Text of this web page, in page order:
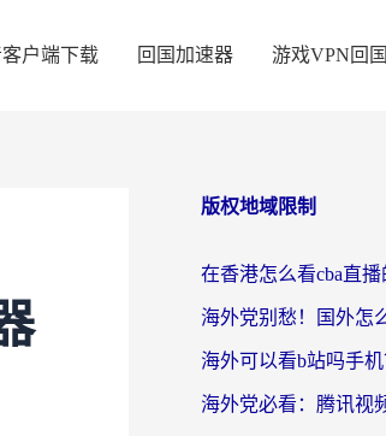
户端下载 回国加速器 游戏VPN回国
版权地域限制